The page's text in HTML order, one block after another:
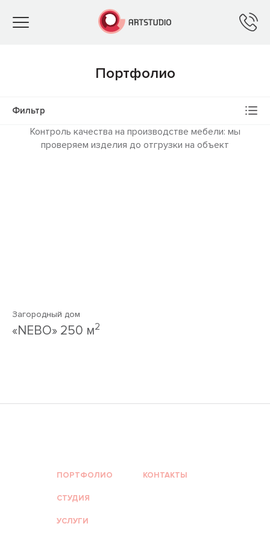
Toggle
Портфолио
Фильтр
Контроль качества на производстве мебели: мы
проверяем изделия до отгрузки на объект
Загородный дом
«NEBO» 250 м2
ПОРТФОЛИО
СТУДИЯ
УСЛУГИ
КОНТАКТЫ